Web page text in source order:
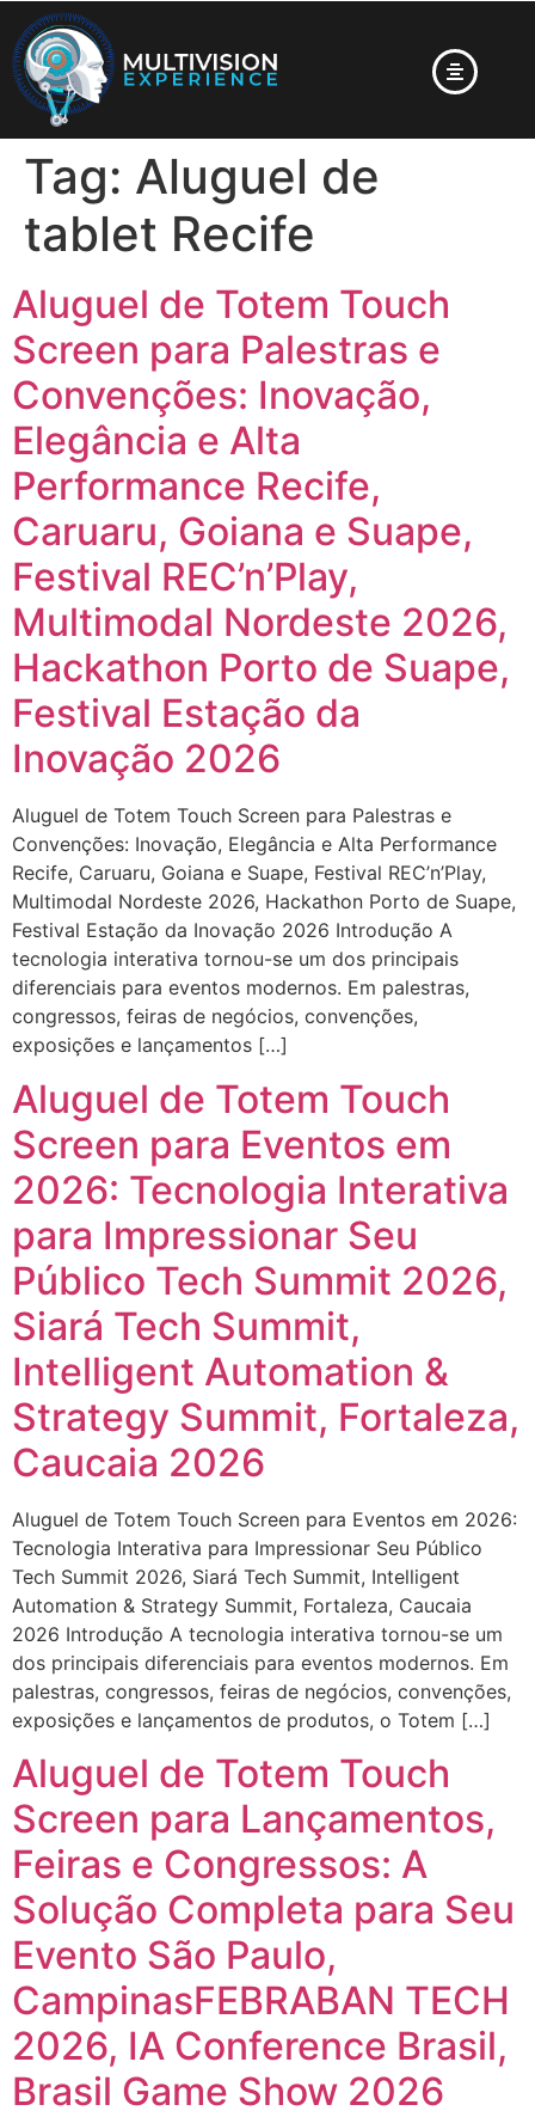
Tag: Aluguel de
tablet Recife
Aluguel de Totem Touch
Screen para Palestras e
Convenções: Inovação,
Elegância e Alta
Performance Recife,
Caruaru, Goiana e Suape,
Festival REC’n’Play,
Multimodal Nordeste 2026,
Hackathon Porto de Suape,
Festival Estação da
Inovação 2026
Aluguel de Totem Touch Screen para Palestras e
Convenções: Inovação, Elegância e Alta Performance
Recife, Caruaru, Goiana e Suape, Festival REC’n’Play,
Multimodal Nordeste 2026, Hackathon Porto de Suape,
Festival Estação da Inovação 2026 Introdução A
tecnologia interativa tornou-se um dos principais
diferenciais para eventos modernos. Em palestras,
congressos, feiras de negócios, convenções,
exposições e lançamentos […]
Aluguel de Totem Touch
Screen para Eventos em
2026: Tecnologia Interativa
para Impressionar Seu
Público Tech Summit 2026,
Siará Tech Summit,
Intelligent Automation &
Strategy Summit, Fortaleza,
Caucaia 2026
Aluguel de Totem Touch Screen para Eventos em 2026:
Tecnologia Interativa para Impressionar Seu Público
Tech Summit 2026, Siará Tech Summit, Intelligent
Automation & Strategy Summit, Fortaleza, Caucaia
2026 Introdução A tecnologia interativa tornou-se um
dos principais diferenciais para eventos modernos. Em
palestras, congressos, feiras de negócios, convenções,
exposições e lançamentos de produtos, o Totem […]
Aluguel de Totem Touch
Screen para Lançamentos,
Feiras e Congressos: A
Solução Completa para Seu
Evento São Paulo,
CampinasFEBRABAN TECH
2026, IA Conference Brasil,
Brasil Game Show 2026